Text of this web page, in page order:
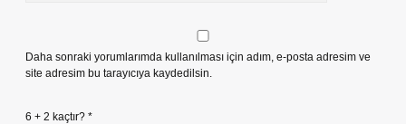
Daha sonraki yorumlarımda kullanılması için adım, e-posta adresim ve
site adresim bu tarayıcıya kaydedilsin.
6 + 2 kaçtır? *